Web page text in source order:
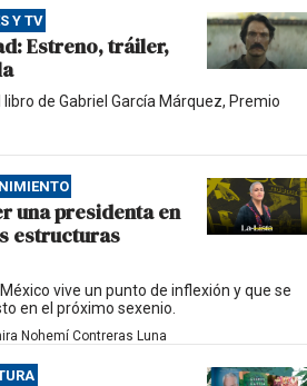
Y TV
Estreno, tráiler,
de Gabriel García Márquez, Premio
una presidenta en
estructuras
vive un punto de inflexión y que se
en el próximo sexenio.
Nohemí Contreras Luna